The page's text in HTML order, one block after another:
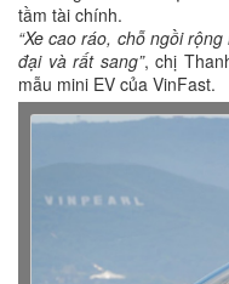
tầm tài chính.
“Xe cao ráo, chỗ ngồi
đại và rất sang”, chị
mẫu mini EV của VinFast.